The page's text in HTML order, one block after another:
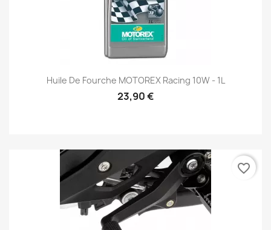
Huile De Fourche MOTOREX Racing 10W - 1L
23,90 €
favorite_border